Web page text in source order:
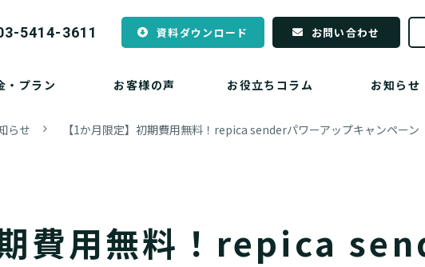
5414-3611 資料ダウンロード お問い合わせ
・プラン お客様の声 お役立ちコラム お知らせ
らせ 【1か月限定】初期費用無料！repica senderパワーアップキャンペーン
期費用無料！repica